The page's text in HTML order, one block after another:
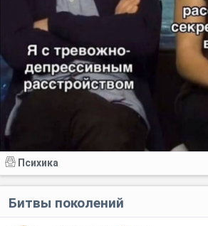
Психика
Битвы поколений